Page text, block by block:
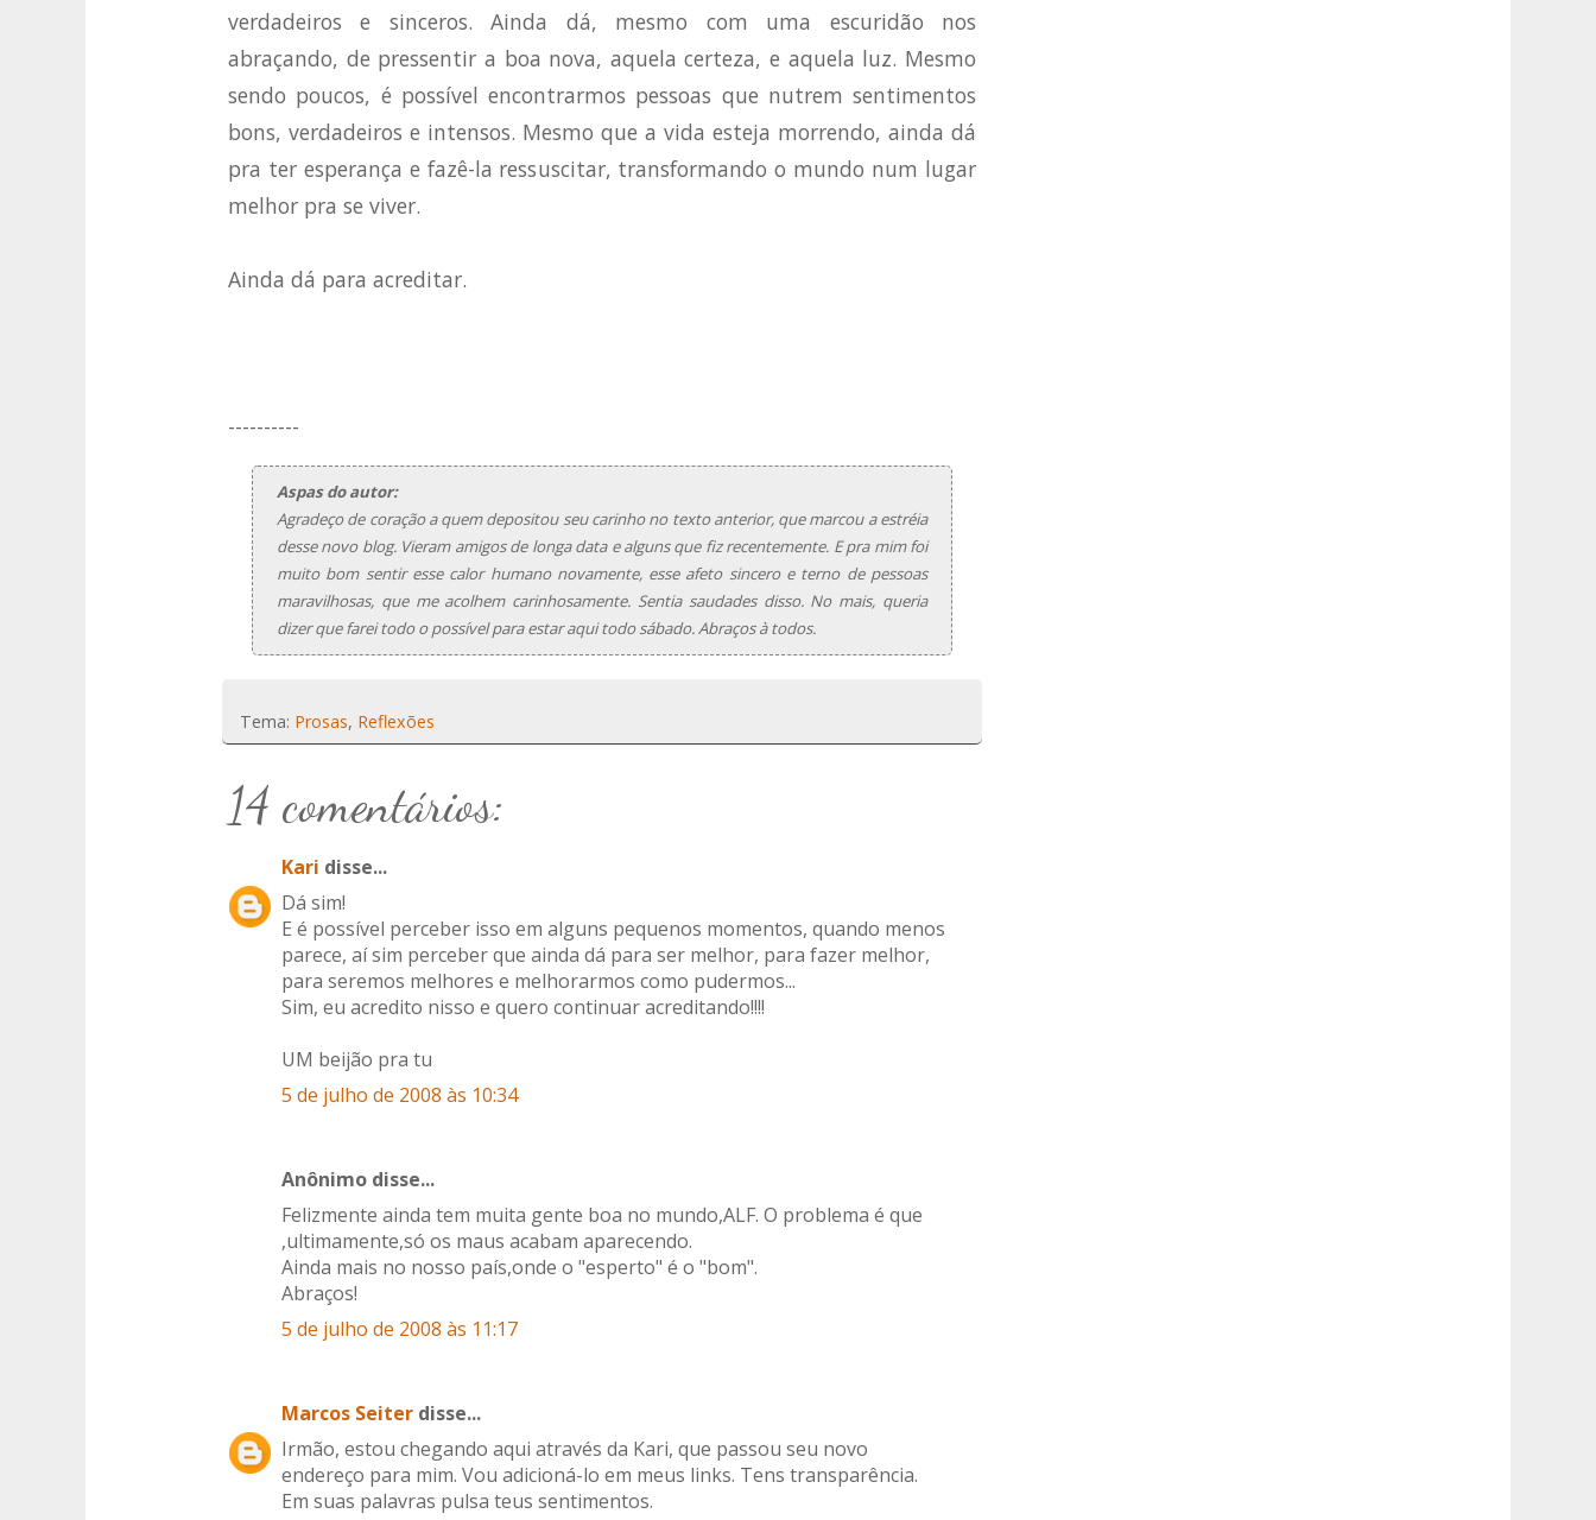
verdadeiros e sinceros. Ainda dá, mesmo com uma escuridão nos
abraçando, de pressentir a boa nova, aquela certeza, e aquela luz. Mesmo
sendo poucos, é possível encontrarmos pessoas que nutrem sentimentos
bons, verdadeiros e intensos. Mesmo que a vida esteja morrendo, ainda dá
pra ter esperança e fazê-la ressuscitar, transformando o mundo num lugar
melhor pra se viver.
Ainda dá para acreditar.
----------
Aspas do autor:
Agradeço de coração a quem depositou seu carinho no texto anterior, que marcou a estréia
desse novo blog. Vieram amigos de longa data e alguns que fiz recentemente. E pra mim foi
muito bom sentir esse calor humano novamente, esse afeto sincero e terno de pessoas
maravilhosas, que me acolhem carinhosamente. Sentia saudades disso. No mais, queria
dizer que farei todo o possível para estar aqui todo sábado. Abraços à todos.
Tema: Prosas, Reflexões
14 comentários:
Kari disse...
Dá sim!
E é possível perceber isso em alguns pequenos momentos, quando menos
parece, aí sim perceber que ainda dá para ser melhor, para fazer melhor,
para seremos melhores e melhorarmos como pudermos...
Sim, eu acredito nisso e quero continuar acreditando!!!!
UM beijão pra tu
5 de julho de 2008 às 10:34
Anônimo disse...
Felizmente ainda tem muita gente boa no mundo,ALF. O problema é que
,ultimamente,só os maus acabam aparecendo.
Ainda mais no nosso país,onde o "esperto" é o "bom".
Abraços!
5 de julho de 2008 às 11:17
Marcos Seiter disse...
Irmão, estou chegando aqui através da Kari, que passou seu novo
endereço para mim. Vou adicioná-lo em meus links. Tens transparência.
Em suas palavras pulsa teus sentimentos.